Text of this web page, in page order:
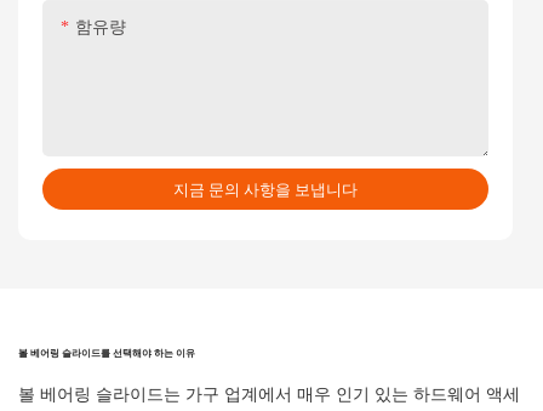
함유량
지금 문의 사항을 보냅니다
볼 베어링 슬라이드를 선택해야 하는 이유
볼 베어링 슬라이드는 가구 업계에서 매우 인기 있는 하드웨어 액세